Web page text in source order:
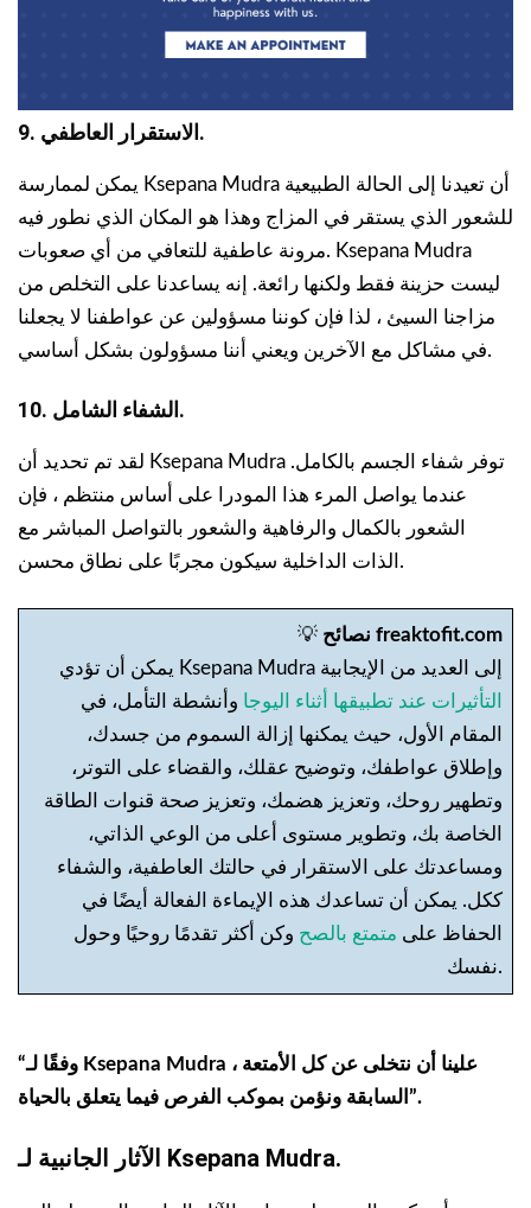
9. الاستقرار العاطفي.
يمكن لممارسة Ksepana Mudra أن تعيدنا إلى الحالة الطبيعية
للشعور الذي يستقر في المزاج وهذا هو المكان الذي نطور فيه
مرونة عاطفية للتعافي من أي صعوبات. Ksepana Mudra
ليست حزينة فقط ولكنها رائعة. إنه يساعدنا على التخلص من
مزاجنا السيئ ، لذا فإن كوننا مسؤولين عن عواطفنا لا يجعلنا
في مشاكل مع الآخرين ويعني أننا مسؤولون بشكل أساسي.
10. الشفاء الشامل.
لقد تم تحديد أن Ksepana Mudra توفر شفاء الجسم بالكامل.
عندما يواصل المرء هذا المودرا على أساس منتظم ، فإن
الشعور بالكمال والرفاهية والشعور بالتواصل المباشر مع
الذات الداخلية سيكون مجربًا على نطاق محسن.
💡
نصائح freaktofit.com
يمكن أن تؤدي Ksepana Mudra إلى العديد من الإيجابية
التأثيرات عند تطبيقها أثناء اليوجا وأنشطة التأمل، في
المقام الأول، حيث يمكنها إزالة السموم من جسدك،
وإطلاق عواطفك، وتوضيح عقلك، والقضاء على التوتر،
وتطهير روحك، وتعزيز هضمك، وتعزيز صحة قنوات الطاقة
الخاصة بك، وتطوير مستوى أعلى من الوعي الذاتي،
ومساعدتك على الاستقرار في حالتك العاطفية، والشفاء
ككل. يمكن أن تساعدك هذه الإيماءة الفعالة أيضًا في
الحفاظ على متمتع بالصح وكن أكثر تقدمًا روحيًا وحول
نفسك.
“وفقًا لـ Ksepana Mudra ، علينا أن نتخلى عن كل الأمتعة
السابقة ونؤمن بموكب الفرص فيما يتعلق بالحياة”.
الآثار الجانبية لـ Ksepana Mudra.